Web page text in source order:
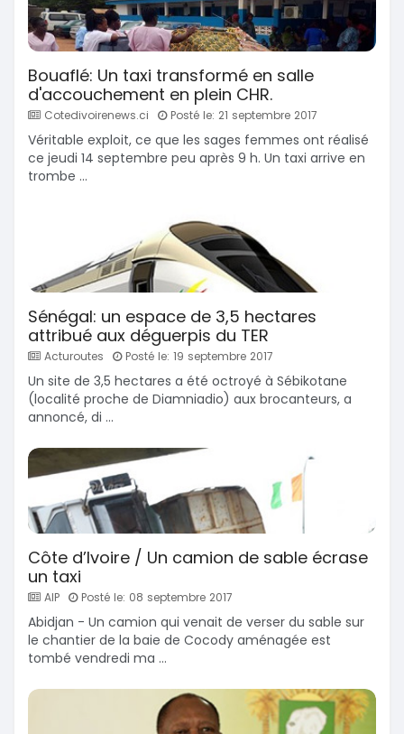
Bouaflé: Un taxi transformé en salle
d'accouchement en plein CHR.
Cotedivoirenews.ci Posté le: 21 septembre 2017
Véritable exploit, ce que les sages femmes ont réalisé
ce jeudi 14 septembre peu après 9 h. Un taxi arrive en
trombe ...
Sénégal: un espace de 3,5 hectares
attribué aux déguerpis du TER
Acturoutes Posté le: 19 septembre 2017
Un site de 3,5 hectares a été octroyé à Sébikotane
(localité proche de Diamniadio) aux brocanteurs, a
annoncé, di ...
Côte d’Ivoire / Un camion de sable écrase
un taxi
AIP Posté le: 08 septembre 2017
Abidjan - Un camion qui venait de verser du sable sur
le chantier de la baie de Cocody aménagée est
tombé vendredi ma ...